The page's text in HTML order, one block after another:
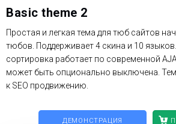
Basic theme 2
Простая и легкая тема для тюб сайтов
тюбов. Поддерживает 4 скина и 10
сортировка работает по современной
может быть опционально выключена.
к SEO продвижению.
ДЕМОНСТРАЦИЯ